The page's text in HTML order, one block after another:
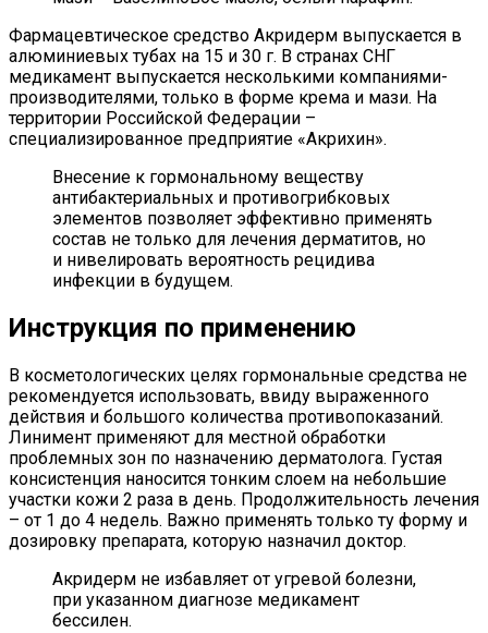
Фармацевтическое средство Акридерм выпускается в
алюминиевых тубах на 15 и 30 г. В странах СНГ
медикамент выпускается несколькими компаниями-
производителями, только в форме крема и мази. На
территории Российской Федерации –
специализированное предприятие «Акрихин».
Внесение к гормональному веществу
антибактериальных и противогрибковых
элементов позволяет эффективно применять
состав не только для лечения дерматитов, но
и нивелировать вероятность рецидива
инфекции в будущем.
Инструкция по применению
В косметологических целях гормональные средства не
рекомендуется использовать, ввиду выраженного
действия и большого количества противопоказаний.
Линимент применяют для местной обработки
проблемных зон по назначению дерматолога. Густая
консистенция наносится тонким слоем на небольшие
участки кожи 2 раза в день. Продолжительность лечения
– от 1 до 4 недель. Важно применять только ту форму и
дозировку препарата, которую назначил доктор.
Акридерм не избавляет от угревой болезни,
при указанном диагнозе медикамент
бессилен.